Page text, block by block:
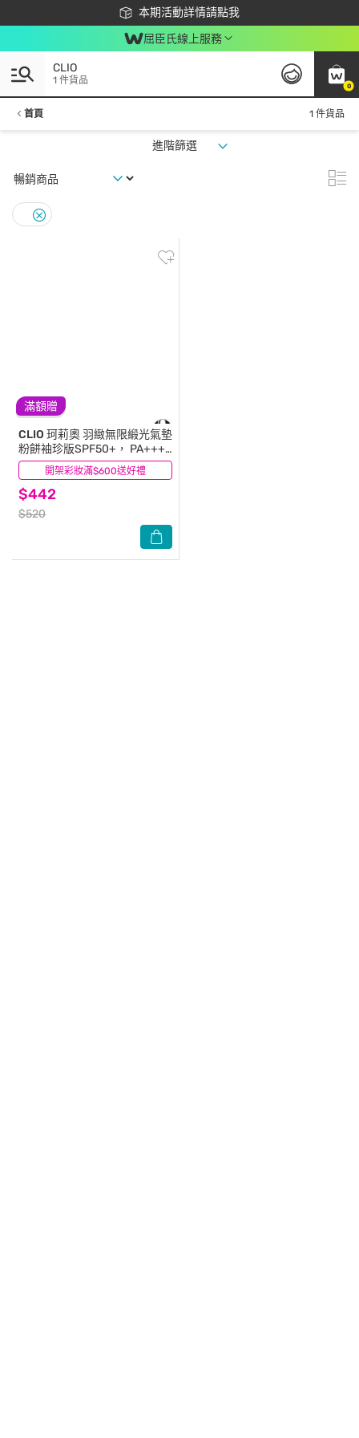
本期活動詳情請點我
下載app最高回饋$350
屈臣氏線上服務
0
CLIO
1 件貨品
首頁 1 件貨品
進階篩選
滿額贈
開架彩妝滿$600送好禮
CLIO 珂莉奧 羽緻無限緞光氣墊
粉餅袖珍版SPF50+， PA+++
(21N明亮色)
$442
$520
(0)